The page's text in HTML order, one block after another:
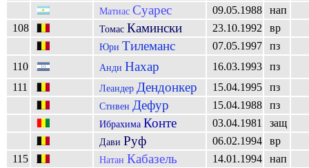
Матиас Суарес 09.05.1988
нап
108
Томас Камински 23.10.1992 вр
Юри Тилеманс 07.05.1997 пз
110
Анди Нахар 16.03.1993
пз
111
Леандер Дендонкер 15.04.1995 пз
Стивен Дефур 15.04.1988 пз
Ибрахима Конте 03.04.1981 защ
Дави Руф 06.02.1994
вр
115
Натан Кабазель 14.01.1994
нап